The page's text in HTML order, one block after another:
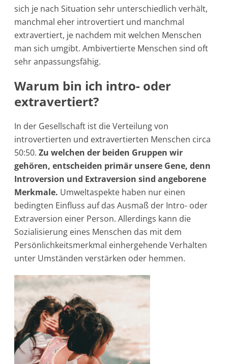
sich je nach Situation sehr unterschiedlich verhält,
manchmal eher introvertiert und manchmal
extravertiert, je nachdem mit welchen Menschen
man sich umgibt. Ambivertierte Menschen sind oft
sehr anpassungsfähig.
Warum bin ich intro- oder
extravertiert?
In der Gesellschaft ist die Verteilung von
introvertierten und extravertierten Menschen circa
50:50. Zu welchen der beiden Gruppen wir
gehören, entscheiden primär unsere Gene, denn
Introversion und Extraversion sind angeborene
Merkmale. Umweltaspekte haben nur einen
bedingten Einfluss auf das Ausmaß der Intro- oder
Extraversion einer Person. Allerdings kann die
Sozialisierung eines Menschen das mit dem
Persönlichkeitsmerkmal einhergehende Verhalten
unter Umständen verstärken oder hemmen.